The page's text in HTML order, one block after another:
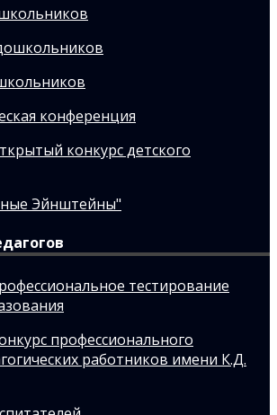
конференция
конкурс детского
Эйнштейны"
тестирование
профессионального
работников имени К.Д.